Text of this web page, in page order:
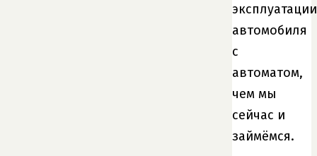
эксплуатации
автомобиля
с
автоматом,
чем мы
сейчас и
займёмся.